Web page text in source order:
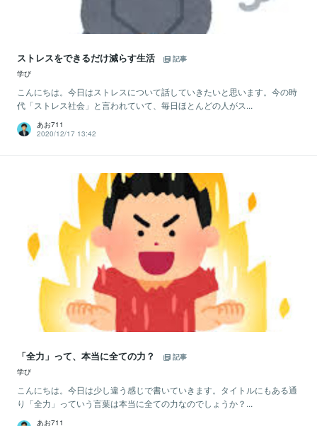
ストレスをできるだけ減らす生活
記事
学び
こんにちは。今日はストレスについて話していきたいと思います。今の時
代「ストレス社会」と言われていて、毎日ほとんどの人がス...
あお711
2020/12/17 13:42
「全力」って、本当に全ての力？
記事
学び
こんにちは。今日は少し違う感じで書いていきます。タイトルにもある通
り「全力」っていう言葉は本当に全ての力なのでしょうか？...
あお711